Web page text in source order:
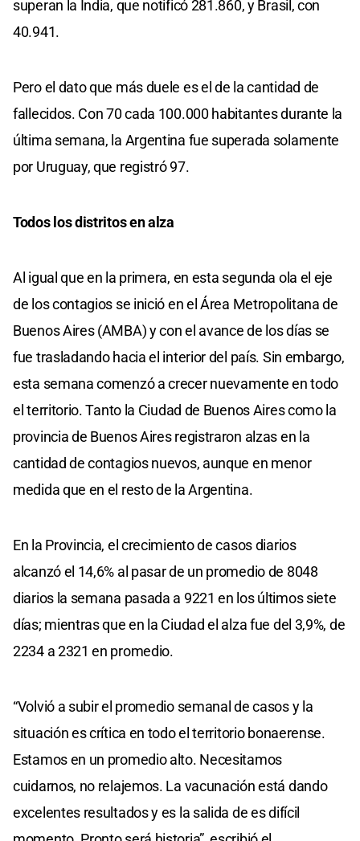
superan la India, que notificó 281.860, y Brasil, con
40.941.
Pero el dato que más duele es el de la cantidad de
fallecidos. Con 70 cada 100.000 habitantes durante la
última semana, la Argentina fue superada solamente
por Uruguay, que registró 97.
Todos los distritos en alza
Al igual que en la primera, en esta segunda ola el eje
de los contagios se inició en el Área Metropolitana de
Buenos Aires (AMBA) y con el avance de los días se
fue trasladando hacia el interior del país. Sin embargo,
esta semana comenzó a crecer nuevamente en todo
el territorio. Tanto la Ciudad de Buenos Aires como la
provincia de Buenos Aires registraron alzas en la
cantidad de contagios nuevos, aunque en menor
medida que en el resto de la Argentina.
En la Provincia, el crecimiento de casos diarios
alcanzó el 14,6% al pasar de un promedio de 8048
diarios la semana pasada a 9221 en los últimos siete
días; mientras que en la Ciudad el alza fue del 3,9%, de
2234 a 2321 en promedio.
“Volvió a subir el promedio semanal de casos y la
situación es crítica en todo el territorio bonaerense.
Estamos en un promedio alto. Necesitamos
cuidarnos, no relajemos. La vacunación está dando
excelentes resultados y es la salida de es difícil